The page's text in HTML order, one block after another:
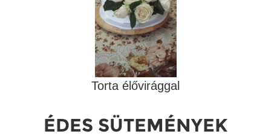
Torta élővirággal
ÉDES SÜTEMÉNYEK